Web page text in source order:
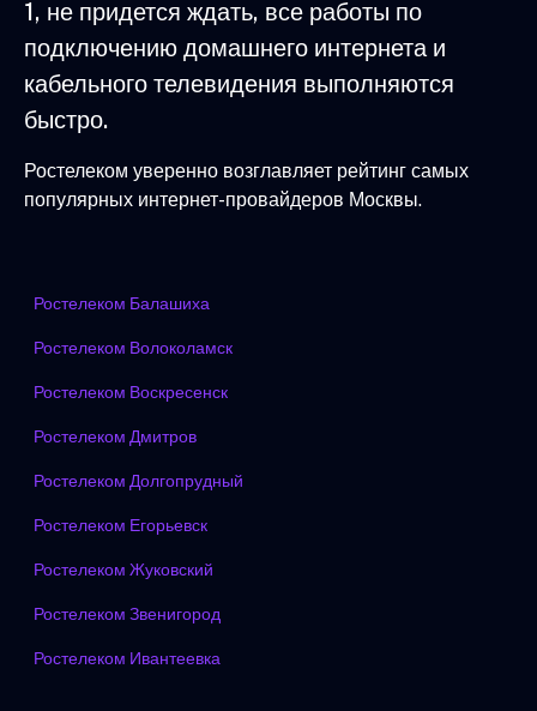
1, не придется ждать, все работы по
подключению домашнего интернета и
кабельного телевидения выполняются
быстро.
Ростелеком уверенно возглавляет рейтинг самых
популярных интернет-провайдеров Москвы.
Ростелеком Балашиха
Ростелеком Волоколамск
Ростелеком Воскресенск
Ростелеком Дмитров
Ростелеком Долгопрудный
Ростелеком Егорьевск
Ростелеком Жуковский
Ростелеком Звенигород
Ростелеком Ивантеевка